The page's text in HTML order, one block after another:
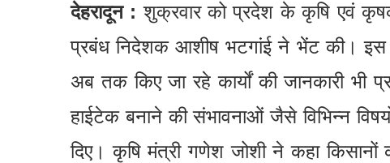
देहरादून : शुक्रवार को प्रदेश के कृषि एवं
प्रबंध निदेशक आशीष भटगांई ने भेंट की। इस
अब तक किए जा रहे कार्यों की जानकारी भी
हाईटेक बनाने की संभावनाओं जैसे विभिन्न
दिए। कृषि मंत्री गणेश जोशी ने कहा